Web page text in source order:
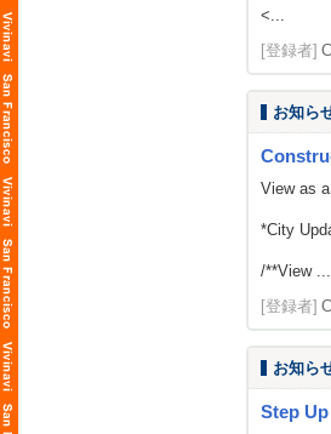
<...
[登録者]
お知ら
View as
*City
/**View ...
[登録者]
お知ら
Step